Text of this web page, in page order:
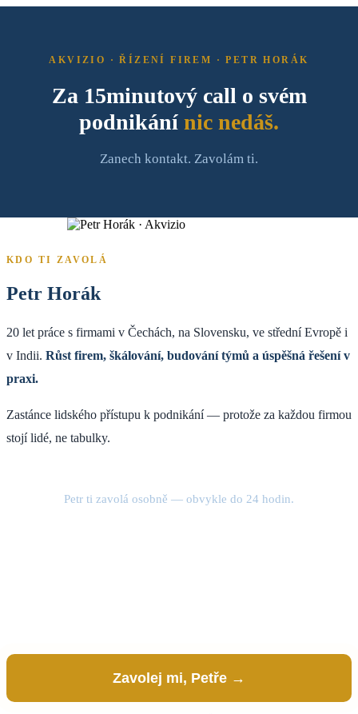
AKVIZIO · ŘÍZENÍ FIREM · PETR HORÁK
Za 15minutový call o svém
podnikání nic nedáš.
Zanech kontakt. Zavolám ti.
KDO TI ZAVOLÁ
Petr Horák
20 let práce s firmami v Čechách, na Slovensku, ve střední Evropě i
v Indii. Růst firem, škálování, budování týmů a úspěšná řešení v
praxi.
Zastánce lidského přístupu k podnikání — protože za každou firmou
stojí lidé, ne tabulky.
Petr ti zavolá osobně — obvykle do 24 hodin.
Zavolej mi, Petře →